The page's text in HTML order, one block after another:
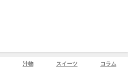
汁物 スイーツ コラム